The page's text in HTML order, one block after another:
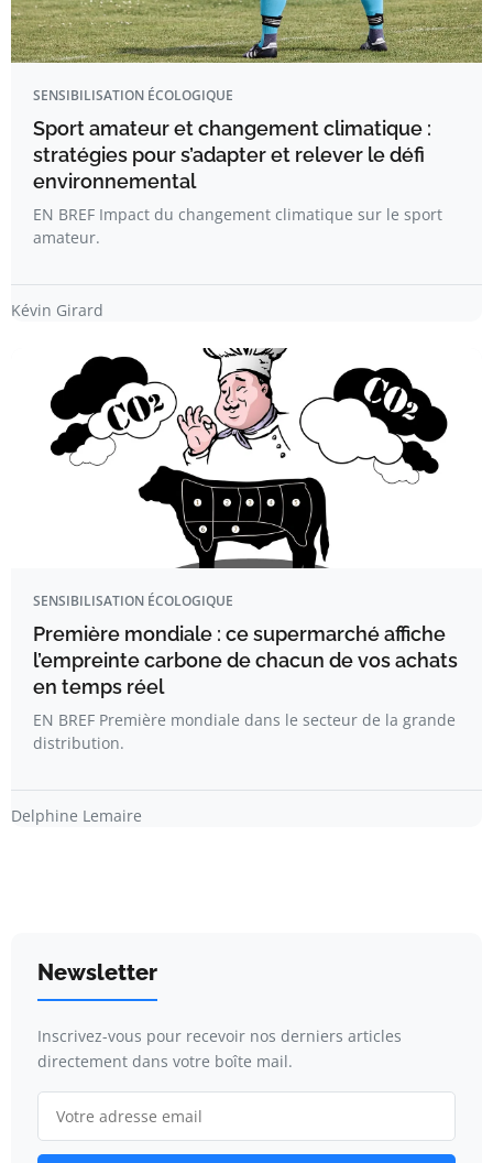
SENSIBILISATION ÉCOLOGIQUE
Sport amateur et changement climatique :
stratégies pour s’adapter et relever le défi
environnemental
EN BREF Impact du changement climatique sur le sport
amateur.
Kévin Girard
SENSIBILISATION ÉCOLOGIQUE
Première mondiale : ce supermarché affiche
l’empreinte carbone de chacun de vos achats
en temps réel
EN BREF Première mondiale dans le secteur de la grande
distribution.
Delphine Lemaire
Newsletter
Inscrivez-vous pour recevoir nos derniers articles
directement dans votre boîte mail.